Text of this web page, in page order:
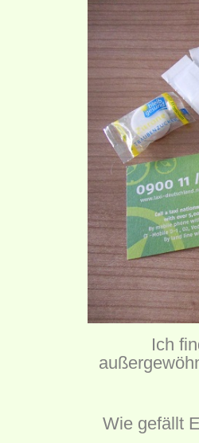
Ich
Wie gefällt